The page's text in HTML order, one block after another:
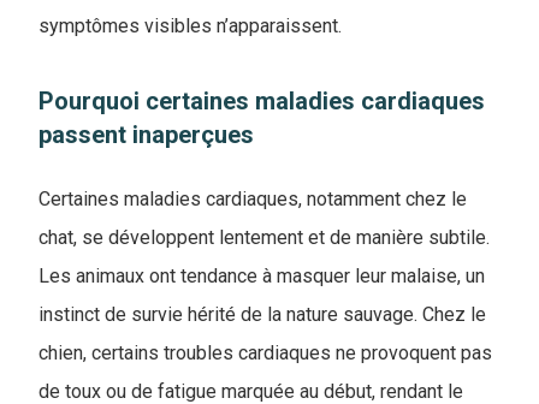
symptômes visibles n’apparaissent.
Pourquoi certaines maladies cardiaques
passent inaperçues
Certaines maladies cardiaques, notamment chez le
chat, se développent lentement et de manière subtile.
Les animaux ont tendance à masquer leur malaise, un
instinct de survie hérité de la nature sauvage. Chez le
chien, certains troubles cardiaques ne provoquent pas
de toux ou de fatigue marquée au début, rendant le